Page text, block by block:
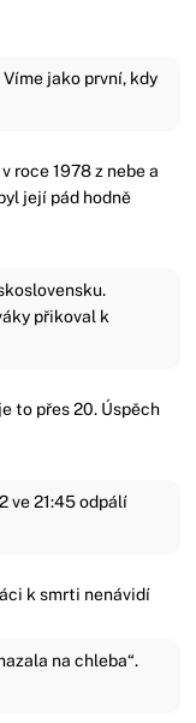
jako první, kdy
roce 1978 z nebe a
její pád hodně
přikoval k
to přes 20. Úspěch
ve 21:45 odpálí
k smrti nenávidí
na chleba“.